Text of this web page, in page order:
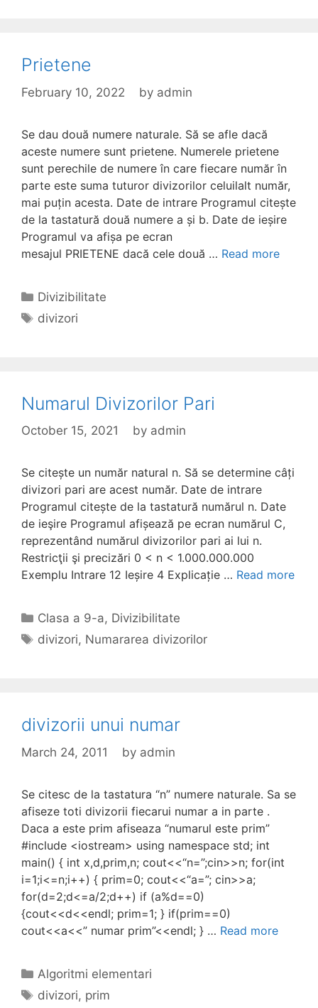
Prietene
February 10, 2022 by admin
Se dau două numere naturale. Să se afle dacă
aceste numere sunt prietene. Numerele prietene
sunt perechile de numere în care fiecare număr în
parte este suma tuturor divizorilor celuilalt număr,
mai puțin acesta. Date de intrare Programul citește
de la tastatură două numere a și b. Date de ieșire
Programul va afișa pe ecran
mesajul PRIETENE dacă cele două … Read more
Categories
Divizibilitate
Tags
divizori
Numarul Divizorilor Pari
October 15, 2021 by admin
Se citește un număr natural n. Să se determine câți
divizori pari are acest număr. Date de intrare
Programul citește de la tastatură numărul n. Date
de ieşire Programul afișează pe ecran numărul C,
reprezentând numărul divizorilor pari ai lui n.
Restricţii şi precizări 0 < n < 1.000.000.000
Exemplu Intrare 12 Ieșire 4 Explicație … Read more
Categories
Clasa a 9-a, Divizibilitate
Tags
divizori, Numararea divizorilor
divizorii unui numar
March 24, 2011 by admin
Se citesc de la tastatura “n” numere naturale. Sa se
afiseze toti divizorii fiecarui numar a in parte .
Daca a este prim afiseaza “numarul este prim”
#include <iostream> using namespace std; int
main() { int x,d,prim,n; cout<<“n=”;cin>>n; for(int
i=1;i<=n;i++) { prim=0; cout<<“a=”; cin>>a;
for(d=2;d<=a/2;d++) if (a%d==0)
{cout<<d<<endl; prim=1; } if(prim==0)
cout<<a<<” numar prim”<<endl; } … Read more
Categories
Algoritmi elementari
Tags
divizori, prim